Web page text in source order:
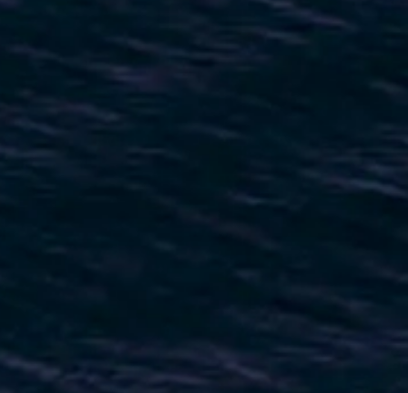
VALORE SU EMBARCACIÓN